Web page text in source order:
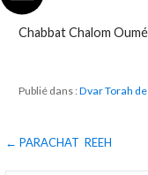
Chabbat Chalom
Publié dans :Dvar Torah
Navigation
← PARACHAT REEH